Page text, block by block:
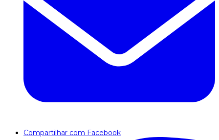
Compartilhar com Facebook